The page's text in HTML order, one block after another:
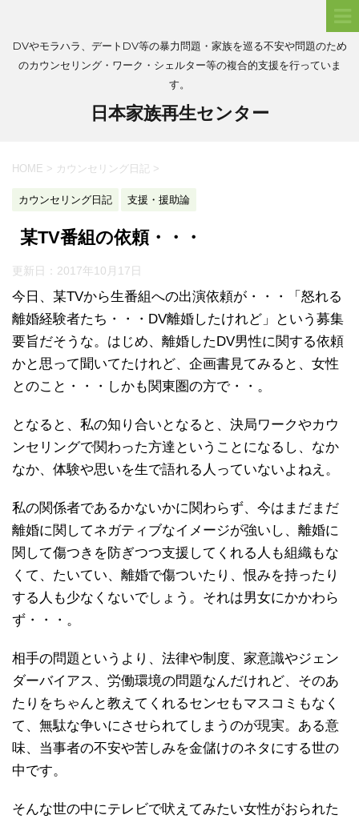
DVやモラハラ、デートDV等の暴力問題・家族を巡る不安や問題のため
のカウンセリング・ワーク・シェルター等の複合的支援を行っていま
す。
日本家族再生センター
HOME > カウンセリング日記 >
カウンセリング日記 支援・援助論
某TV番組の依頼・・・
更新日： 2017年10月17日
今日、某TVから生番組への出演依頼が・・・「怒れる
離婚経験者たち・・・DV離婚したけれど」という募集
要旨だそうな。はじめ、離婚したDV男性に関する依頼
かと思って聞いてたけれど、企画書見てみると、女性
とのこと・・・しかも関東圏の方で・・。
となると、私の知り合いとなると、決局ワークやカウ
ンセリングで関わった方達ということになるし、なか
なか、体験や思いを生で語れる人っていないよねえ。
私の関係者であるかないかに関わらず、今はまだまだ
離婚に関してネガティブなイメージが強いし、離婚に
関して傷つきを防ぎつつ支援してくれる人も組織もな
くて、たいてい、離婚で傷ついたり、恨みを持ったり
する人も少なくないでしょう。それは男女にかかわら
ず・・・。
相手の問題というより、法律や制度、家意識やジェン
ダーバイアス、労働環境の問題なんだけれど、そのあ
たりをちゃんと教えてくれるセンセもマスコミもなく
て、無駄な争いにさせられてしまうのが現実。ある意
味、当事者の不安や苦しみを金儲けのネタにする世の
中です。
そんな世の中にテレビで吠えてみたい女性がおられた